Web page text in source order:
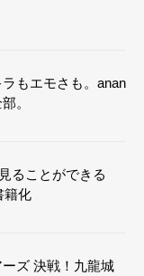
もエモさも。anan
。
ることができる
籍化
ーズ 決戦！九龍城